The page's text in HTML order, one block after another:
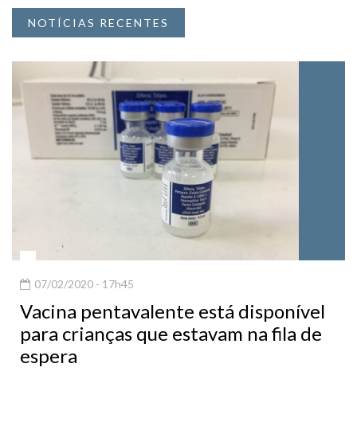
NOTÍCIAS RECENTES
07/02/2020 - 17h45
Vacina pentavalente está disponível
para crianças que estavam na fila de
espera